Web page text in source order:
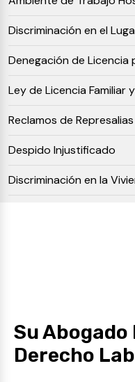
Discriminación en el
Denegación de Licencia
Ley de Licencia Familiar
Reclamos de Represalias
Despido Injustificado
Discriminación en la
Su Abogado
Derecho